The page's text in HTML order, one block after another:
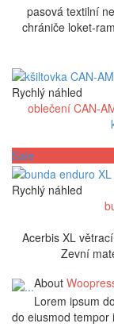
pasová textilní
chrániče loket-
Rychlý náhled
oblečení CAN-
Sale
Rychlý náhled
Acerbis XL
Zevní
About
Lorem ipsum
do eiusmod tempor